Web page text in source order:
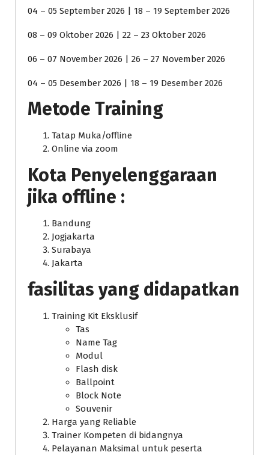
04 – 05 September 2026 | 18 – 19 September 2026
08 – 09 Oktober 2026 | 22 – 23 Oktober 2026
06 – 07 November 2026 | 26 – 27 November 2026
04 – 05 Desember 2026 | 18 – 19 Desember 2026
Metode Training
Tatap Muka/offline
Online via zoom
Kota Penyelenggaraan
jika offline :
Bandung
Jogjakarta
Surabaya
Jakarta
fasilitas yang didapatkan
Training Kit Eksklusif
Tas
Name Tag
Modul
Flash disk
Ballpoint
Block Note
Souvenir
Harga yang Reliable
Trainer Kompeten di bidangnya
Pelayanan Maksimal untuk peserta